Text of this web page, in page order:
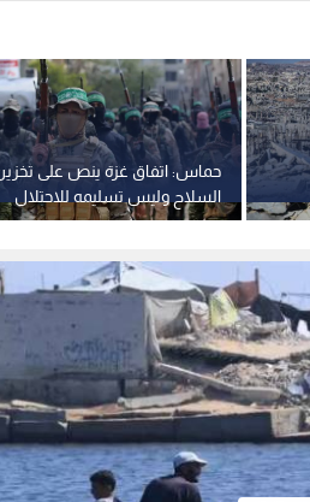
حماس: اتفاق غزة ينص على
السلاح وليس تسليمه للاحتلال